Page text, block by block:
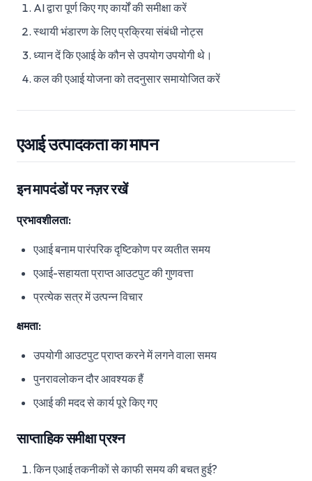
AI द्वारा पूर्ण किए गए कार्यों की समीक्षा करें
स्थायी भंडारण के लिए प्रक्रिया संबंधी नोट्स
ध्यान दें कि एआई के कौन से उपयोग उपयोगी थे।
कल की एआई योजना को तदनुसार समायोजित करें
एआई उत्पादकता का मापन
इन मापदंडों पर नज़र रखें
प्रभावशीलता:
एआई बनाम पारंपरिक दृष्टिकोण पर व्यतीत समय
एआई-सहायता प्राप्त आउटपुट की गुणवत्ता
प्रत्येक सत्र में उत्पन्न विचार
क्षमता:
उपयोगी आउटपुट प्राप्त करने में लगने वाला समय
पुनरावलोकन दौर आवश्यक हैं
एआई की मदद से कार्य पूरे किए गए
साप्ताहिक समीक्षा प्रश्न
किन एआई तकनीकों से काफी समय की बचत हुई?